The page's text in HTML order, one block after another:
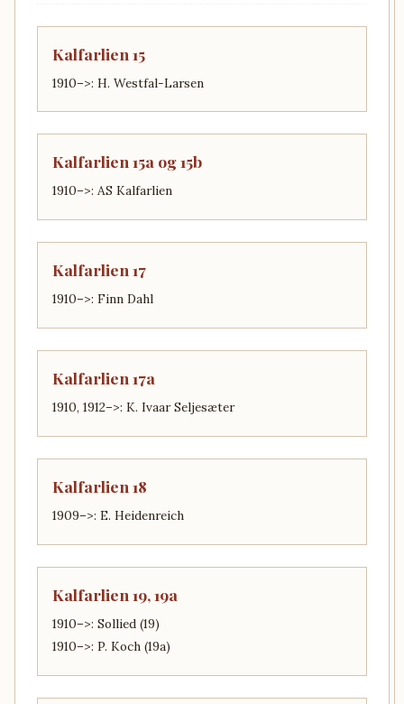
Kalfarlien 15
1910–>: H. Westfal-Larsen
Kalfarlien 15a og 15b
1910–>: AS Kalfarlien
Kalfarlien 17
1910–>: Finn Dahl
Kalfarlien 17a
1910, 1912–>: K. Ivaar Seljesæter
Kalfarlien 18
1909–>: E. Heidenreich
Kalfarlien 19, 19a
1910–>: Sollied (19)
1910–>: P. Koch (19a)